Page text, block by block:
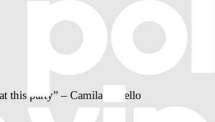
this party” – Camila Cabello